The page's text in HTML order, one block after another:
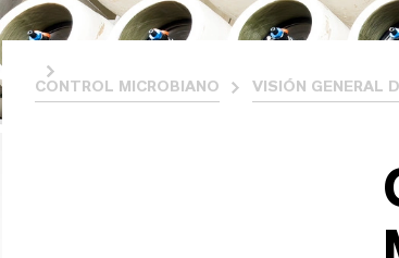
CONTROL MICROBIANO VISIÓN GENERAL